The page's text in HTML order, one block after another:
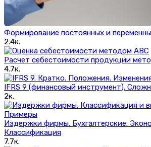
Формирование постоянных и
2.4к.
Расчет себестоимости продукции
4.7к.
IFRS 9 (финансовый инструмент).
2к.
Издержки фирмы. Бухгалтерские.
Классификация
7.7к.